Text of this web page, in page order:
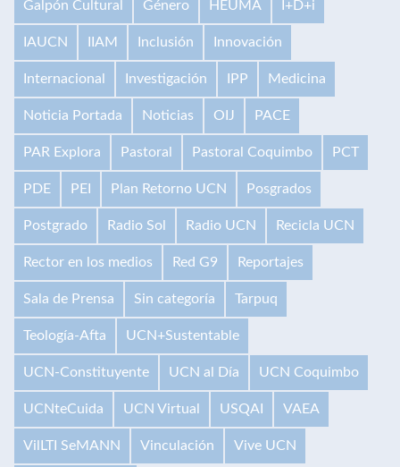
Galpón Cultural Género HEUMA I+D+i
IAUCN IIAM Inclusión Innovación
Internacional Investigación IPP Medicina
Noticia Portada Noticias OIJ PACE
PAR Explora Pastoral Pastoral Coquimbo PCT
PDE PEI Plan Retorno UCN Posgrados
Postgrado Radio Sol Radio UCN Recicla UCN
Rector en los medios Red G9 Reportajes
Sala de Prensa Sin categoría Tarpuq
Teología-Afta UCN+Sustentable
UCN-Constituyente UCN al Día UCN Coquimbo
UCNteCuida UCN Virtual USQAI VAEA
VilLTI SeMANN Vinculación Vive UCN